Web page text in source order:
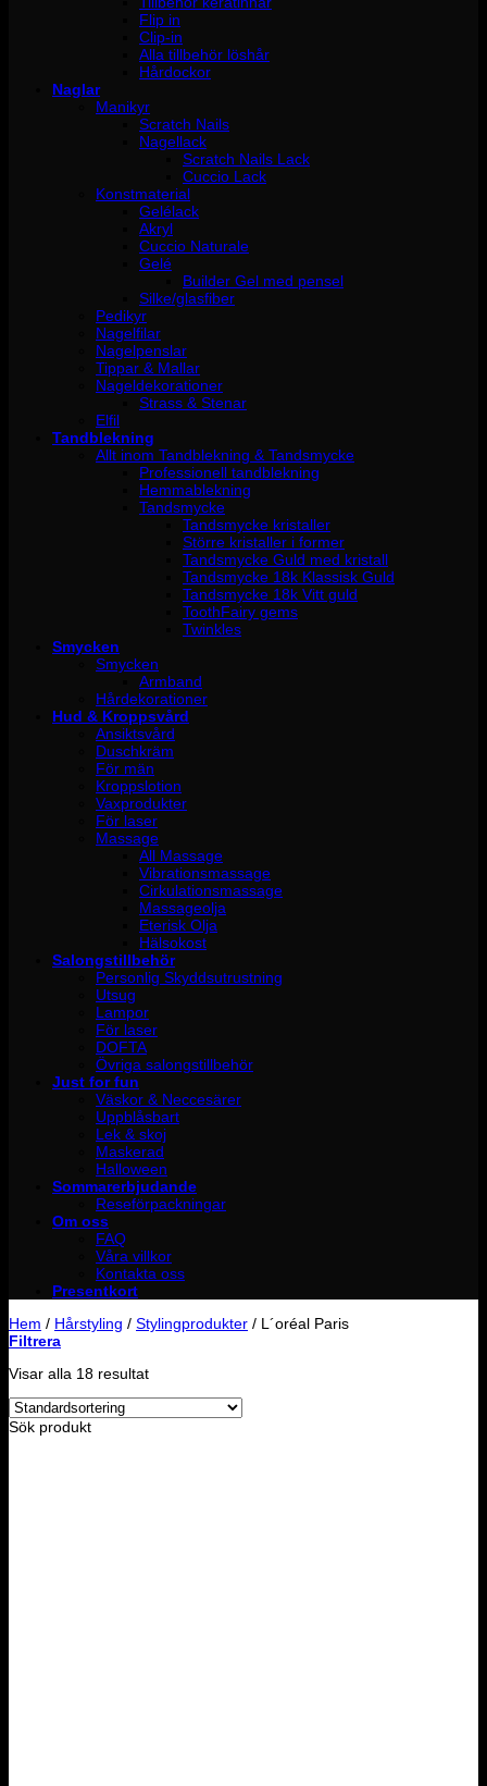
Flip in
Clip-in
Alla tillbehör löshår
Hårdockor
Naglar
Manikyr
Scratch Nails
Nagellack
Scratch Nails Lack
Cuccio Lack
Konstmaterial
Gelélack
Akryl
Cuccio Naturale
Gelé
Builder Gel med pensel
Silke/glasfiber
Pedikyr
Nagelfilar
Nagelpenslar
Tippar & Mallar
Nageldekorationer
Strass & Stenar
Elfil
Tandblekning
Allt inom Tandblekning & Tandsmycke
Professionell tandblekning
Hemmablekning
Tandsmycke
Tandsmycke kristaller
Större kristaller i former
Tandsmycke Guld med kristall
Tandsmycke 18k Klassisk Guld
Tandsmycke 18k Vitt guld
ToothFairy gems
Twinkles
Smycken
Smycken
Armband
Hårdekorationer
Hud & Kroppsvård
Ansiktsvård
Duschkräm
För män
Kroppslotion
Vaxprodukter
För laser
Massage
All Massage
Vibrationsmassage
Cirkulationsmassage
Massageolja
Eterisk Olja
Hälsokost
Salongstillbehör
Personlig Skyddsutrustning
Utsug
Lampor
För laser
DOFTA
Övriga salongstillbehör
Just for fun
Väskor & Neccesärer
Uppblåsbart
Lek & skoj
Maskerad
Halloween
Sommarerbjudande
Reseförpackningar
Om oss
FAQ
Våra villkor
Kontakta oss
Presentkort
Hem / Hårstyling / Stylingprodukter / L´oréal Paris
Filtrera
Visar alla 18 resultat
Sök produkt